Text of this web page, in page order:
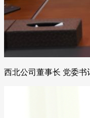
西北公司董事长 党委